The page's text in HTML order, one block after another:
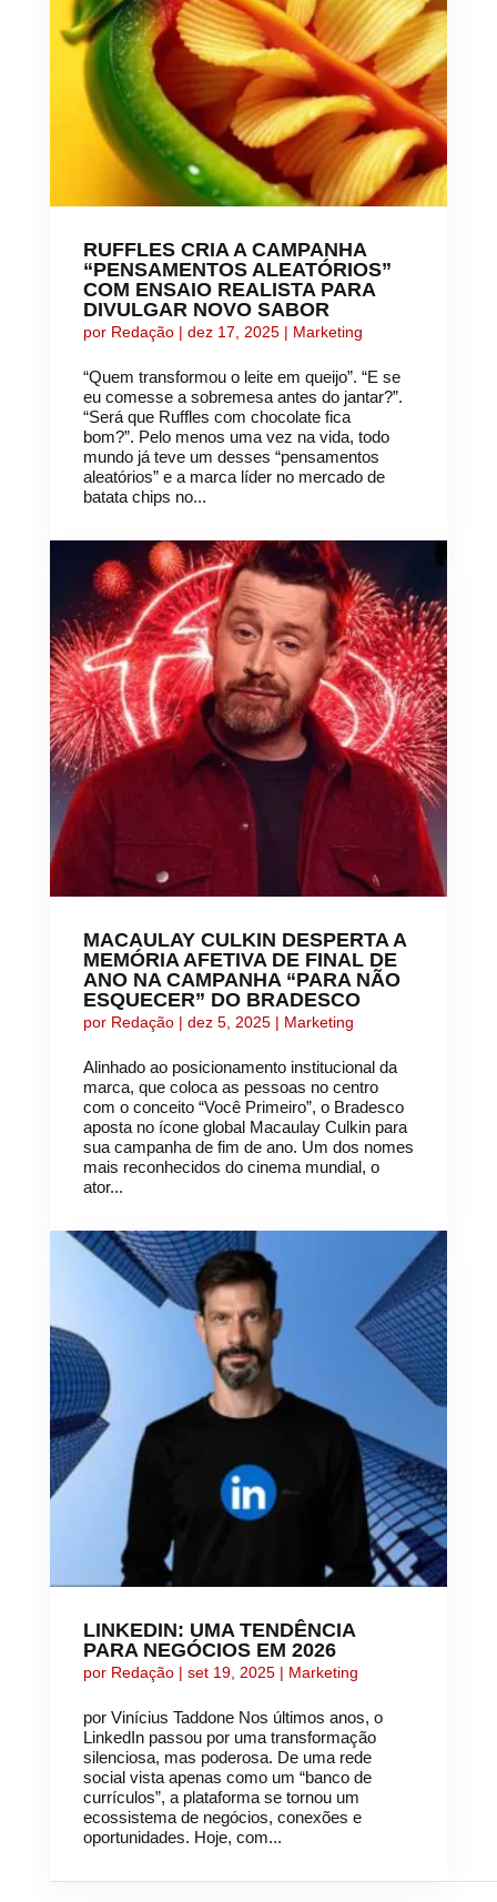
RUFFLES CRIA A CAMPANHA
“PENSAMENTOS ALEATÓRIOS”
COM ENSAIO REALISTA PARA
DIVULGAR NOVO SABOR
por Redação| dez 17, 2025| Marketing
“Quem transformou o leite em queijo”. “E se
eu comesse a sobremesa antes do jantar?”.
“Será que Ruffles com chocolate fica
bom?”. Pelo menos uma vez na vida, todo
mundo já teve um desses “pensamentos
aleatórios” e a marca líder no mercado de
batata chips no...
MACAULAY CULKIN DESPERTA A
MEMÓRIA AFETIVA DE FINAL DE
ANO NA CAMPANHA “PARA NÃO
ESQUECER” DO BRADESCO
por Redação| dez 5, 2025| Marketing
Alinhado ao posicionamento institucional da
marca, que coloca as pessoas no centro
com o conceito “Você Primeiro”, o Bradesco
aposta no ícone global Macaulay Culkin para
sua campanha de fim de ano. Um dos nomes
mais reconhecidos do cinema mundial, o
ator...
LINKEDIN: UMA TENDÊNCIA
PARA NEGÓCIOS EM 2026
por Redação| set 19, 2025| Marketing
por Vinícius Taddone Nos últimos anos, o
LinkedIn passou por uma transformação
silenciosa, mas poderosa. De uma rede
social vista apenas como um “banco de
currículos”, a plataforma se tornou um
ecossistema de negócios, conexões e
oportunidades. Hoje, com...